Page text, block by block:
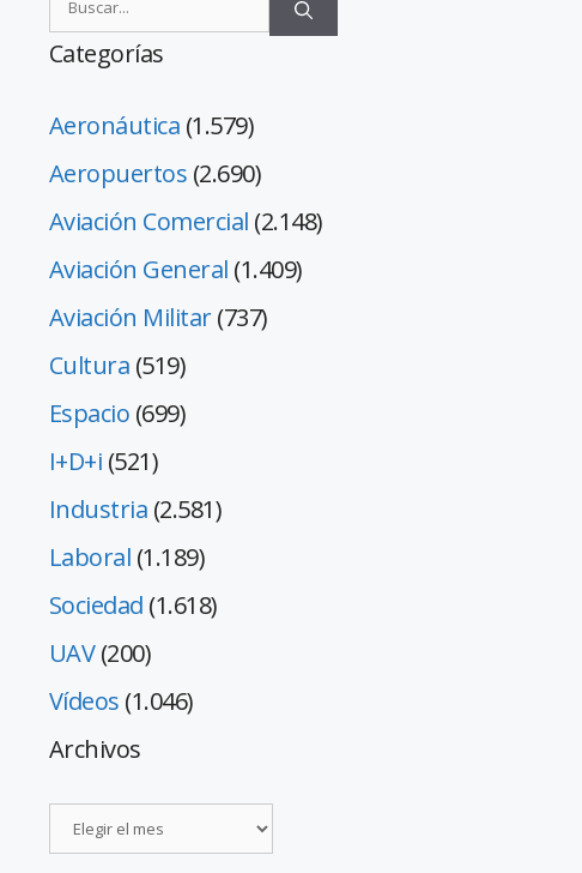
Categorías
Aeronáutica (1.579)
Aeropuertos (2.690)
Aviación Comercial (2.148)
Aviación General (1.409)
Aviación Militar(737)
Cultura (519)
Espacio (699)
I+D+i (521)
Industria (2.581)
Laboral (1.189)
Sociedad (1.618)
UAV(200)
Vídeos (1.046)
Archivos